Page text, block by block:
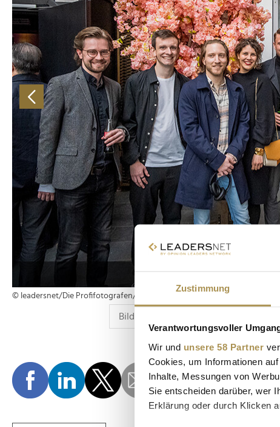
Zustimmung
Verantwortungsvoller
Wir und unsere 58 Partner
Cookies, um Informationen
Inhalte, Messungen von
Sie entscheiden darüber, wer
Erklärung oder durch Klicken
© leadersnet/Die Profifotografen/G. Hartwich